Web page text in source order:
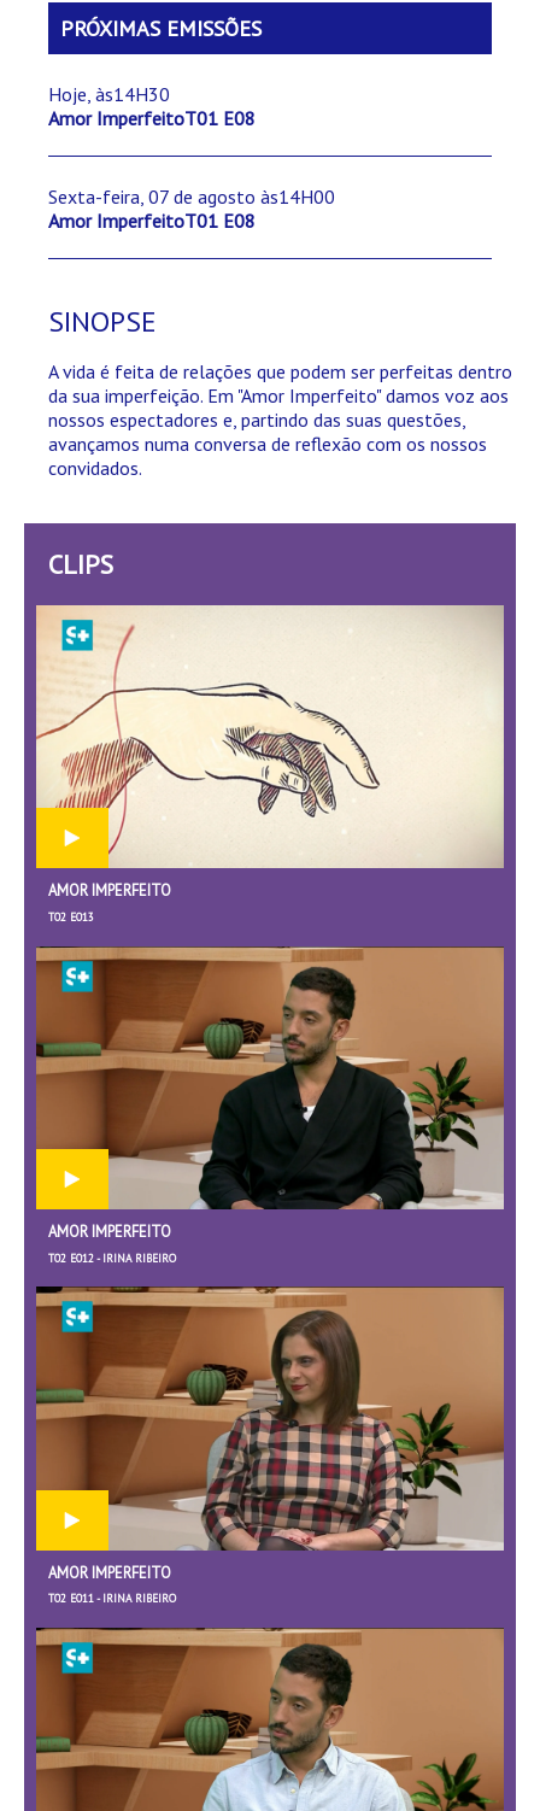
SINOPSE
A vida é feita de relações que podem ser perfeitas dentro
da sua imperfeição. Em "Amor Imperfeito" damos voz aos
nossos espectadores e, partindo das suas questões,
avançamos numa conversa de reflexão com os nossos
convidados.
PRÓXIMAS EMISSÕES
Amor ImperfeitoT01 E08
Hoje, às14H30
Amor ImperfeitoT01 E08
Sexta-feira, 07 de agosto às14H00
CLIPS
AMOR IMPERFEITO
T02 E013
AMOR IMPERFEITO
T02 E012 - IRINA RIBEIRO
AMOR IMPERFEITO
T02 E011 - IRINA RIBEIRO